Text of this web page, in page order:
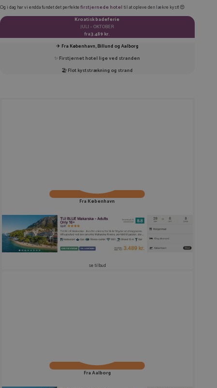
Og i dag har vi endda fundet det perfektefirstjernede hoteltil at opleve den lækre kyst! 😍
Kroatisk badeferie
JULI – OKTOBER
fra3.489 kr.
✈️ Fra København, Billund og Aalborg
✨Firstjernet hotel lige ved stranden
🏖️Flot kyststrækning og strand
Fra København
se tilbud
Fra Aalborg